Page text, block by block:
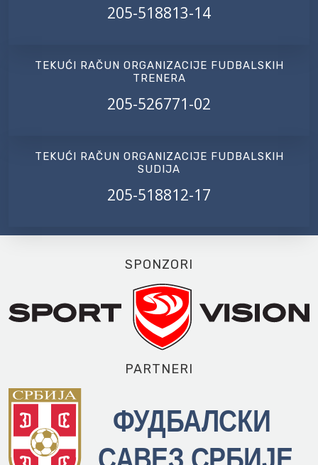
205-518813-14
TEKUĆI RAČUN ORGANIZACIJE FUDBALSKIH
TRENERA
205-526771-02
TEKUĆI RAČUN ORGANIZACIJE FUDBALSKIH
SUDIJA
205-518812-17
SPONZORI
PARTNERI